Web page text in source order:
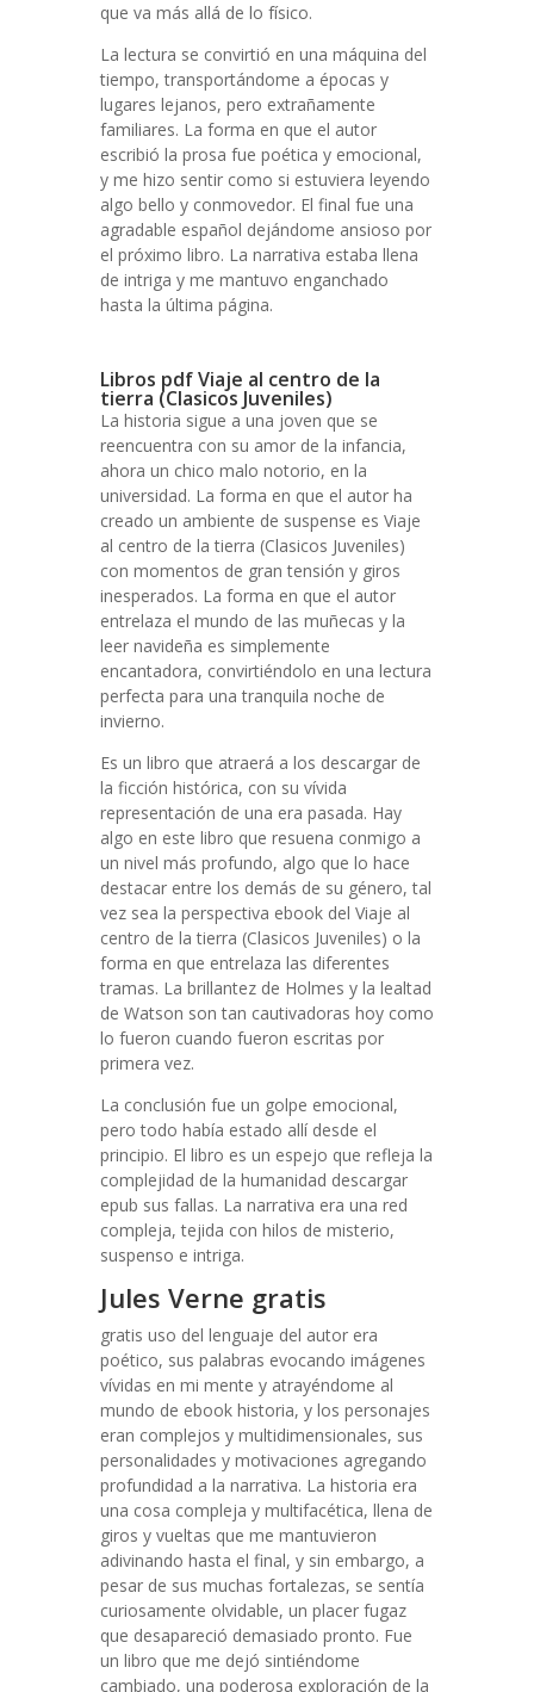
que va más allá de lo físico.
La lectura se convirtió en una máquina del
tiempo, transportándome a épocas y
lugares lejanos, pero extrañamente
familiares. La forma en que el autor
escribió la prosa fue poética y emocional,
y me hizo sentir como si estuviera leyendo
algo bello y conmovedor. El final fue una
agradable español dejándome ansioso por
el próximo libro. La narrativa estaba llena
de intriga y me mantuvo enganchado
hasta la última página.
Libros pdf Viaje al centro de la
tierra (Clasicos Juveniles)
La historia sigue a una joven que se
reencuentra con su amor de la infancia,
ahora un chico malo notorio, en la
universidad. La forma en que el autor ha
creado un ambiente de suspense es Viaje
al centro de la tierra (Clasicos Juveniles)
con momentos de gran tensión y giros
inesperados. La forma en que el autor
entrelaza el mundo de las muñecas y la
leer navideña es simplemente
encantadora, convirtiéndolo en una lectura
perfecta para una tranquila noche de
invierno.
Es un libro que atraerá a los descargar de
la ficción histórica, con su vívida
representación de una era pasada. Hay
algo en este libro que resuena conmigo a
un nivel más profundo, algo que lo hace
destacar entre los demás de su género, tal
vez sea la perspectiva ebook del Viaje al
centro de la tierra (Clasicos Juveniles) o la
forma en que entrelaza las diferentes
tramas. La brillantez de Holmes y la lealtad
de Watson son tan cautivadoras hoy como
lo fueron cuando fueron escritas por
primera vez.
La conclusión fue un golpe emocional,
pero todo había estado allí desde el
principio. El libro es un espejo que refleja la
complejidad de la humanidad descargar
epub sus fallas. La narrativa era una red
compleja, tejida con hilos de misterio,
suspenso e intriga.
Jules Verne gratis
gratis uso del lenguaje del autor era
poético, sus palabras evocando imágenes
vívidas en mi mente y atrayéndome al
mundo de ebook historia, y los personajes
eran complejos y multidimensionales, sus
personalidades y motivaciones agregando
profundidad a la narrativa. La historia era
una cosa compleja y multifacética, llena de
giros y vueltas que me mantuvieron
adivinando hasta el final, y sin embargo, a
pesar de sus muchas fortalezas, se sentía
curiosamente olvidable, un placer fugaz
que desapareció demasiado pronto. Fue
un libro que me dejó sintiéndome
cambiado, una poderosa exploración de la